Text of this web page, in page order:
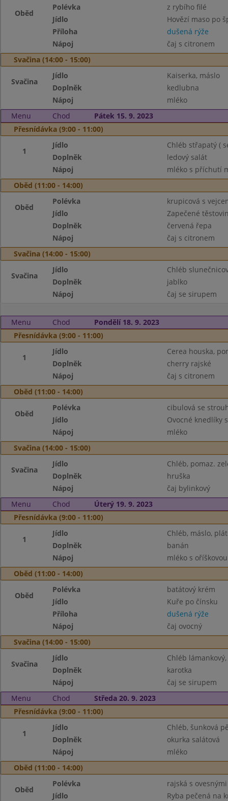
Oběd
Polévka
z rybího filé
Jídlo
Hovězí maso po
Příloha
dušená rýže
Nápoj
čaj s citronem
Svačina (14:00 - 15:00)
Svačina
Jídlo
Kaiserka, máslo
Doplněk
kedlubna
Nápoj
mléko
Menu
Chod
Pátek 15. 9. 2023
Přesnídávka (9:00 - 11:00)
1
Jídlo
Chléb střapatý (
Doplněk
ledový salát
Nápoj
mléko s příchutí
Oběd (11:00 - 14:00)
Oběd
Polévka
krupicová s
Jídlo
Zapečené
Doplněk
červená řepa
Nápoj
čaj s citronem
Svačina (14:00 - 15:00)
Svačina
Jídlo
Chléb
Doplněk
jablko
Nápoj
čaj se sirupem
Menu Chod
Pondělí 18. 9. 2023
Přesnídávka (9:00 - 11:00)
1
Jídlo
Cerea houska,
Doplněk
cherry rajské
Nápoj
čaj s citronem
Oběd (11:00 - 14:00)
Oběd
Polévka
cibulová se
Jídlo
Ovocné knedlíky
Nápoj
mléko
Svačina (14:00 - 15:00)
Svačina
Jídlo
Chléb, pomaz.
Doplněk
hruška
Nápoj
čaj bylinkový
Menu
Chod
Úterý 19. 9. 2023
Přesnídávka (9:00 - 11:00)
1
Jídlo
Chléb, máslo,
Doplněk
banán
Nápoj
mléko s
Oběd (11:00 - 14:00)
Oběd
Polévka
batátový krém
Jídlo
Kuře po čínsku
Příloha
dušená rýže
Nápoj
čaj ovocný
Svačina (14:00 - 15:00)
Svačina
Jídlo
Chléb
Doplněk
karotka
Nápoj
čaj se sirupem
Menu
Chod
Středa 20. 9. 2023
Přesnídávka (9:00 - 11:00)
1
Jídlo
Chléb, šunková
Doplněk
okurka salátová
Nápoj
mléko
Oběd (11:00 - 14:00)
Oběd
Polévka
rajská s
Jídlo
Ryba pečená na